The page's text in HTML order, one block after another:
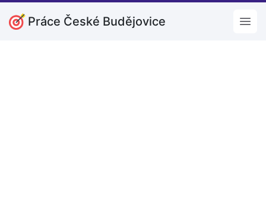
Práce České Budějovice